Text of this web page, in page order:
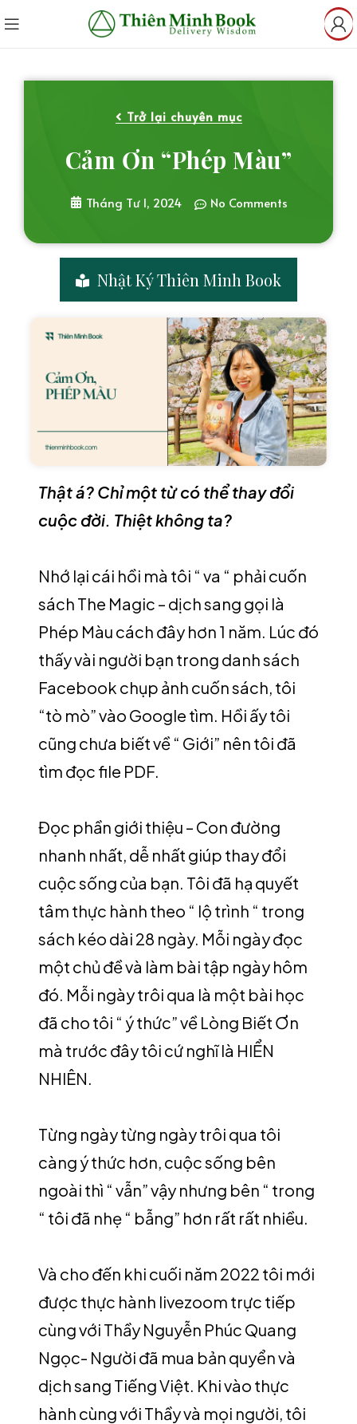
Trở lại chuyên mục
Cảm Ơn “Phép Màu”
Tháng Tư 1, 2024 No Comments
Nhật Ký Thiên Minh Book
Thật á? Chỉ một từ có thể thay đổi
cuộc đời. Thiệt không ta?
Nhớ lại cái hồi mà tôi “ va “ phải cuốn
sách The Magic – dịch sang gọi là
Phép Màu cách đây hơn 1 năm. Lúc đó
thấy vài người bạn trong danh sách
Facebook chụp ảnh cuốn sách, tôi
“tò mò” vào Google tìm. Hồi ấy tôi
cũng chưa biết về “ Giới” nên tôi đã
tìm đọc file PDF.
Đọc phần giới thiệu – Con đường
nhanh nhất, dễ nhất giúp thay đổi
cuộc sống của bạn. Tôi đã hạ quyết
tâm thực hành theo “ lộ trình “ trong
sách kéo dài 28 ngày. Mỗi ngày đọc
một chủ đề và làm bài tập ngày hôm
đó. Mỗi ngày trôi qua là một bài học
đã cho tôi “ ý thức” về Lòng Biết Ơn
mà trước đây tôi cứ nghĩ là HIỂN
NHIÊN.
Từng ngày từng ngày trôi qua tôi
càng ý thức hơn, cuộc sống bên
ngoài thì “ vẫn” vậy nhưng bên “ trong
“ tôi đã nhẹ “ bẫng” hơn rất rất nhiều.
Và cho đến khi cuối năm 2022 tôi mới
được thực hành livezoom trực tiếp
cùng với Thầy Nguyễn Phúc Quang
Ngọc- Người đã mua bản quyển và
dịch sang Tiếng Việt. Khi vào thực
hành cùng với Thầy và mọi người, tôi